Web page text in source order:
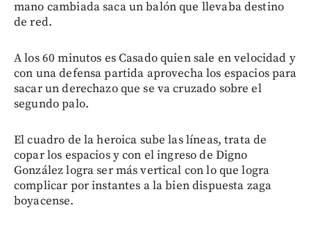
mano cambiada saca un balón que llevaba destino
de red.
A los 60 minutos es Casado quien sale en velocidad y
con una defensa partida aprovecha los espacios para
sacar un derechazo que se va cruzado sobre el
segundo palo.
El cuadro de la heroica sube las líneas, trata de
copar los espacios y con el ingreso de Digno
González logra ser más vertical con lo que logra
complicar por instantes a la bien dispuesta zaga
boyacense.